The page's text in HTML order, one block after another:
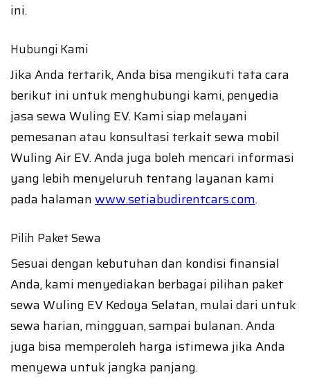
ini.
Hubungi Kami
Jika Anda tertarik, Anda bisa mengikuti tata cara
berikut ini untuk menghubungi kami, penyedia
jasa sewa Wuling EV. Kami siap melayani
pemesanan atau konsultasi terkait sewa mobil
Wuling Air EV. Anda juga boleh mencari informasi
yang lebih menyeluruh tentang layanan kami
pada halamanwww.setiabudirentcars.com.
Pilih Paket Sewa
Sesuai dengan kebutuhan dan kondisi finansial
Anda, kami menyediakan berbagai pilihan paket
sewa Wuling EV Kedoya Selatan, mulai dari untuk
sewa harian, mingguan, sampai bulanan. Anda
juga bisa memperoleh harga istimewa jika Anda
menyewa untuk jangka panjang.